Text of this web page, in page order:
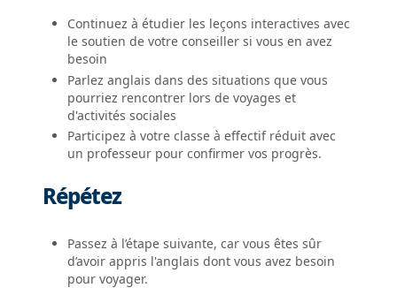
Continuez à étudier les leçons interactives avec
le soutien de votre conseiller si vous en avez
besoin
Parlez anglais dans des situations que vous
pourriez rencontrer lors de voyages et
d'activités sociales
Participez à votre classe à effectif réduit avec
un professeur pour confirmer vos progrès.
Répétez
Passez à l’étape suivante, car vous êtes sûr
d’avoir appris l'anglais dont vous avez besoin
pour voyager.